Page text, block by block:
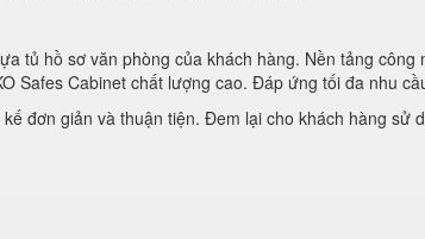
tủ hồ sơ văn phòng của khách hàng. Nền tảng
Safes Cabinet chất lượng cao. Đáp ứng tối đa nhu
đơn giản và thuận tiện. Đem lại cho khách hàng sử